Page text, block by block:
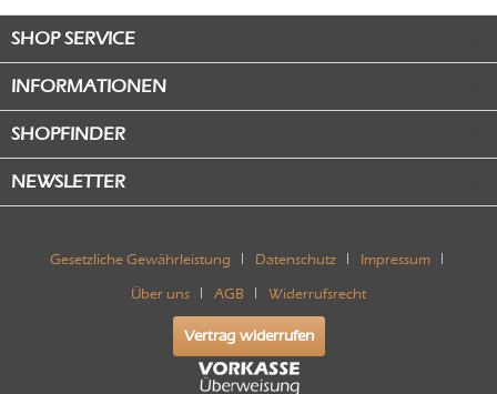
SHOP SERVICE
INFORMATIONEN
SHOPFINDER
NEWSLETTER
Gesetzliche Gewährleistung Datenschutz Impressum
Über uns AGB Widerrufsrecht
Vertrag widerrufen